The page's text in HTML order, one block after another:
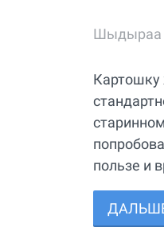
Шыдыраа
Картошку
пользе и